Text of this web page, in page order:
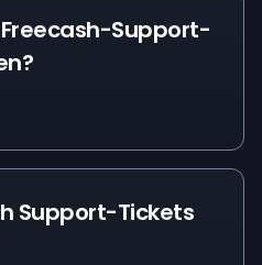
Support-
Support-Tickets